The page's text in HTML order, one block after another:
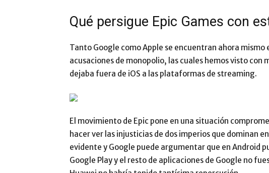
Qué persigue Epic Games con
Tanto Google como Apple se encuentran ahora mismo
acusaciones de monopolio, las cuales hemos visto con
dejaba fuera de iOS a las plataformas de streaming.
El movimiento de Epic pone en una situación
hacer ver las injusticias de dos imperios que dominan
evidente y Google puede argumentar que en Android
Google Play y el resto de aplicaciones de Google no